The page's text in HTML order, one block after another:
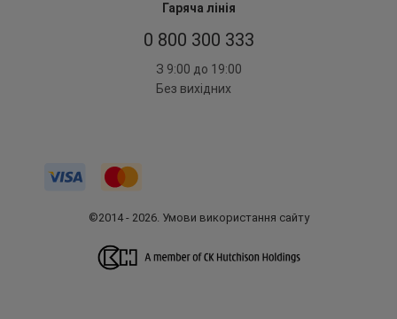
Гаряча лінія
0 800 300 333
З 9:00 до 19:00
Без вихідних
©2014 - 2026. Умови використання сайту